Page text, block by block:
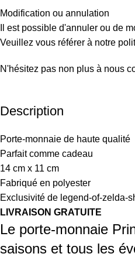
Modification ou annulation
Il est possible d'annuler ou de
Veuillez vous référer à notre
N'hésitez pas non plus à nous
Description
Porte-monnaie de haute qualité
Parfait comme cadeau
14 cm x 11 cm
Fabriqué en polyester
Exclusivité de legend-of-zelda-
LIVRAISON GRATUITE
Le porte-monnaie
saisons et tous les